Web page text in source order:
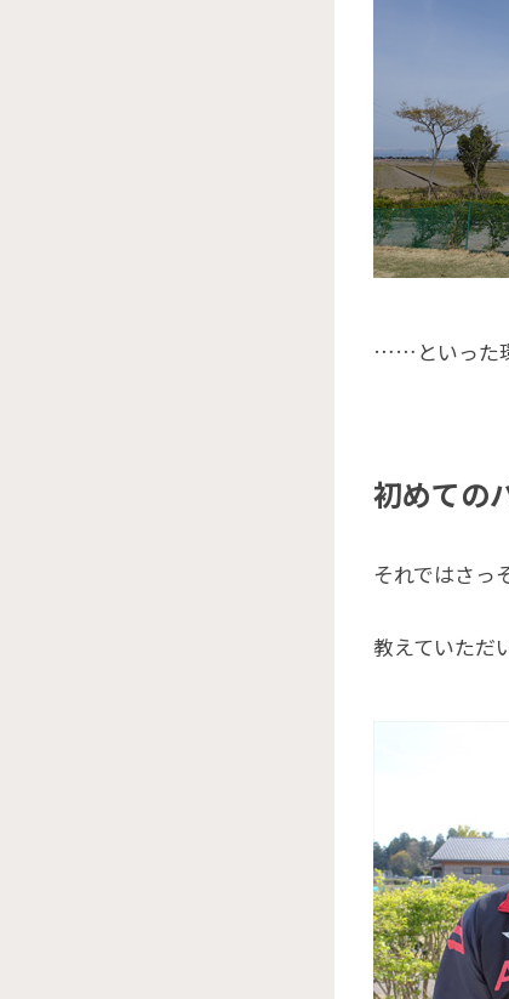
……といった
初めての
それではさっ
教えていただ